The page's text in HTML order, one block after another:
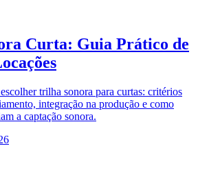
Curta: Guia Prático de
trilha sonora para curtas: critérios
integração na produção e como
a captação sonora.